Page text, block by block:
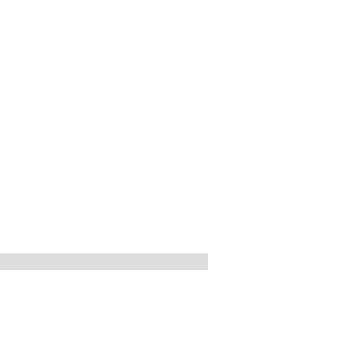
d'ostéophyte et de butoir osseux.
et/ou contention par appareillage rigide